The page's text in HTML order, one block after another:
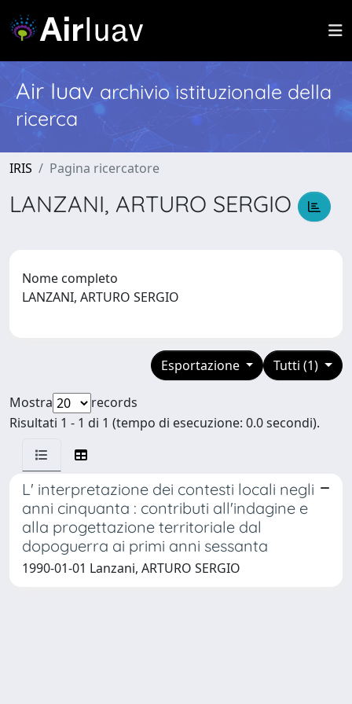
Air Iuav archivio istituzionale della
ricerca
IRIS Pagina ricercatore
LANZANI, ARTURO SERGIO
Nome completo
LANZANI, ARTURO SERGIO
Tutti (1)
Esportazione
Mostra
records
Risultati 1 - 1 di 1 (tempo di esecuzione: 0.0 secondi).
L' interpretazione dei contesti locali negli
anni cinquanta : contributi all'indagine e
alla progettazione territoriale dal
dopoguerra ai primi anni sessanta
1990-01-01 Lanzani, ARTURO SERGIO